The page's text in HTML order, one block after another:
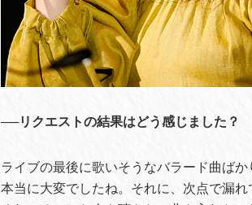
──リクエストの結果はどう感じました？
ライブの最後に歌いそうなバラード曲ば
本当に大変でしたね。それに、次点で漏